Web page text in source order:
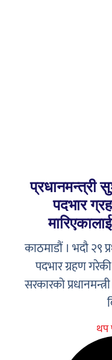
प्रधानमन्त्री
पदभार
काठमाडौं । भदौ २९
पदभार ग्रहण
सरकारको
थप